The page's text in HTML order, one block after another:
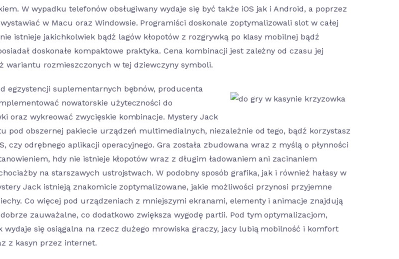
W wypadku telefonów obsługiwany wydaje się być także iOS jak i Android, a poprzez
w Macu oraz Windowsie. Programiści doskonale zoptymalizowali slot w całej
istnieje jakichkolwiek bądź lagów kłopotów z rozgrywką po klasy mobilnej bądź
doskonałe kompaktowe praktyka. Cena kombinacji jest zależny od czasu jej
wariantu rozmieszczonych w tej dziewczyny symboli.
egzystencji suplementarnych bębnów, producenta
nowatorskie użyteczności do
oraz wykreować zwycięskie kombinacje. Mystery Jack
pod obszernej pakiecie urządzeń multimedialnych, niezależnie od tego, bądź korzystasz
czy odrębnego aplikacji operacyjnego. Gra została zbudowana wraz z myślą o płynności
hdy nie istnieje kłopotów wraz z długim ładowaniem ani zacinaniem
na starszawych ustrojstwach. W podobny sposób grafika, jak i również hałasy w
Jack istnieją znakomicie zoptymalizowane, jakie możliwości przynosi przyjemne
Co więcej pod urządzeniach z mniejszymi ekranami, elementy i animacje znajdują
zauważalne, co dodatkowo zwiększa wygodę partii. Pod tym optymalizacjom,
wydaje się osiągalna na rzecz dużego mrowiska graczy, jacy lubią mobilność i komfort
z kasyn przez internet.